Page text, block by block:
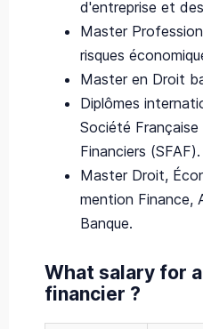
d'entreprise et
Master
risques
Master en Droit
Diplômes
Société
Financiers (SFAF).
Master Droit,
mention Finance,
Banque.
What salary for
financier ?